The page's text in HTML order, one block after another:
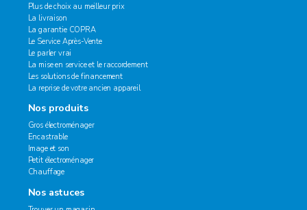
Plus de choix au meilleur prix
La livraison
La garantie COPRA
Le Service Après-Vente
Le parler vrai
La mise en service et le raccordement
Les solutions de financement
La reprise de votre ancien appareil
Nos produits
Gros électroménager
Encastrable
Image et son
Petit électroménager
Chauffage
Nos astuces